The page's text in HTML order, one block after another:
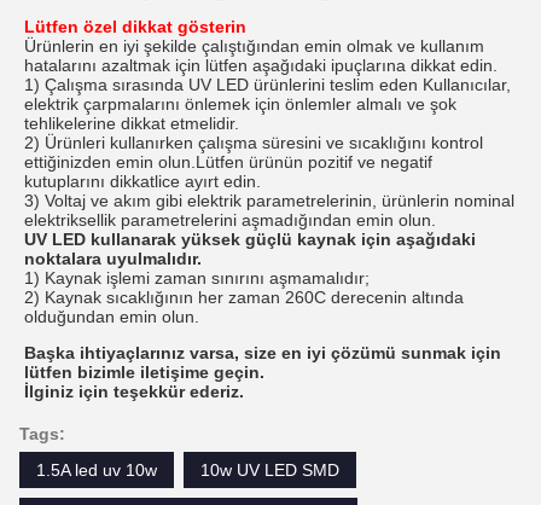
Lütfen özel dikkat gösterin
Ürünlerin en iyi şekilde çalıştığından emin olmak ve kullanım
hatalarını azaltmak için lütfen aşağıdaki ipuçlarına dikkat edin.
1) Çalışma sırasında UV LED ürünlerini teslim eden Kullanıcılar,
elektrik çarpmalarını önlemek için önlemler almalı ve şok
tehlikelerine dikkat etmelidir.
2) Ürünleri kullanırken çalışma süresini ve sıcaklığını kontrol
ettiğinizden emin olun.Lütfen ürünün pozitif ve negatif
kutuplarını dikkatlice ayırt edin.
3) Voltaj ve akım gibi elektrik parametrelerinin, ürünlerin nominal
elektriksellik parametrelerini aşmadığından emin olun.
UV LED kullanarak yüksek güçlü kaynak için aşağıdaki
noktalara uyulmalıdır.
1) Kaynak işlemi zaman sınırını aşmamalıdır;
2) Kaynak sıcaklığının her zaman 260C derecenin altında
olduğundan emin olun.
Başka ihtiyaçlarınız varsa, size en iyi çözümü sunmak için
lütfen bizimle iletişime geçin.
İlginiz için teşekkür ederiz.
Tags:
1.5A led uv 10w
10w UV LED SMD